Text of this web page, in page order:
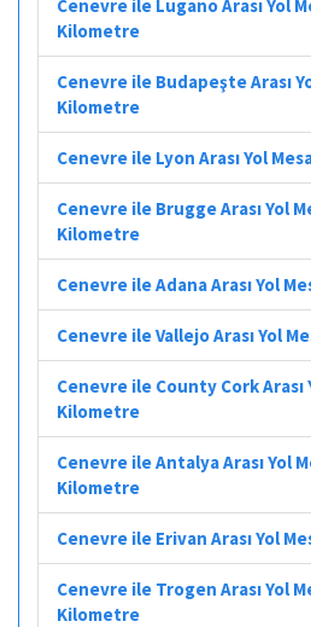
Cenevre ile Lugano Arası Yol
Kilometre
Cenevre ile Budapeşte Arası
Kilometre
Cenevre ile Lyon Arası Yol
Cenevre ile Brugge Arası Yol
Kilometre
Cenevre ile Adana Arası Yol
Cenevre ile Vallejo Arası Yol
Cenevre ile County Cork Arası
Kilometre
Cenevre ile Antalya Arası Yol
Kilometre
Cenevre ile Erivan Arası Yol
Cenevre ile Trogen Arası Yol
Kilometre